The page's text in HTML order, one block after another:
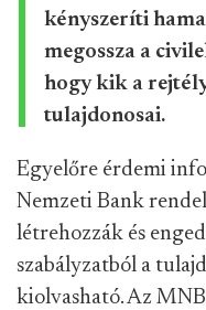
kényszeríti
megossza a
hogy kik a
tulajdonosai.
Egyelőre érdemi
Nemzeti Bank
létrehozzák és
szabályzatból a
kiolvasható. Az